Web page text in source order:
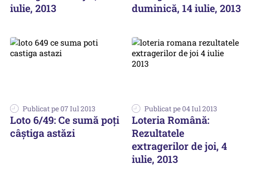
iulie, 2013
duminică, 14 iulie, 2013
Publicat pe 07 Iul 2013
Loto 6/49: Ce sumă poți
câștiga astăzi
Publicat pe 04 Iul 2013
Loteria Română:
Rezultatele
extragerilor de joi, 4
iulie, 2013